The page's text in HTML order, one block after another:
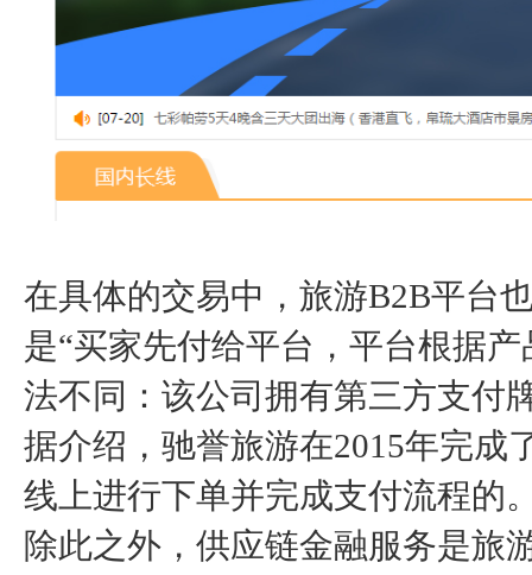
在具体的交易中，旅游B2B平台
是“买家先付给平台，平台根据
法不同：该公司拥有第三方支付
据介绍，驰誉旅游在2015年完成
线上进行下单并完成支付流程的
除此之外，供应链金融服务是旅